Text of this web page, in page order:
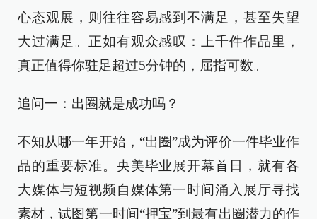
心态观展，则往往容易感到不满足，甚至失望
大过满足。正如有观众感叹：上千件作品里，
真正值得你驻足超过5分钟的，屈指可数。
追问一：出圈就是成功吗？
不知从哪一年开始，“出圈”成为评价一件毕业作
品的重要标准。央美毕业展开幕首日，就有各
大媒体与短视频自媒体第一时间涌入展厅寻找
素材，试图第一时间“押宝”到最有出圈潜力的作